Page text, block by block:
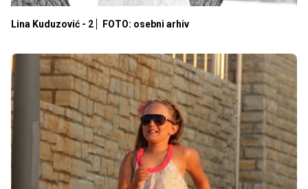
Lina Kuduzović - 2 FOTO: osebni arhiv